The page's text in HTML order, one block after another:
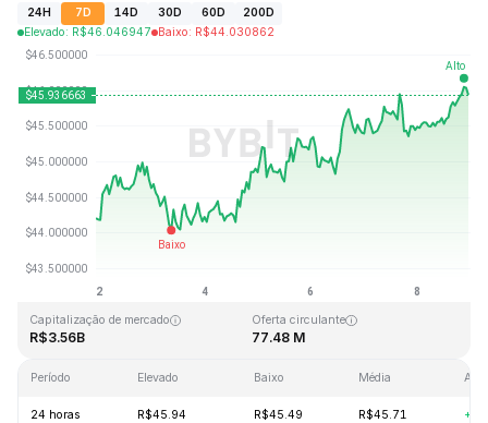
24H 7D 14D 30D 60D
200D
Elevado: R$46.046947 Baixo: R$44.030862
Última atualização: 2026-08-08, 23:13 GMT+0
Máximo histórico
Capitalização de mercado
R$3.56B
Oferta circulante
77.48 M
Período Elevado Baixo Média
24 horas R$45.94 R$45.49 R$45.71